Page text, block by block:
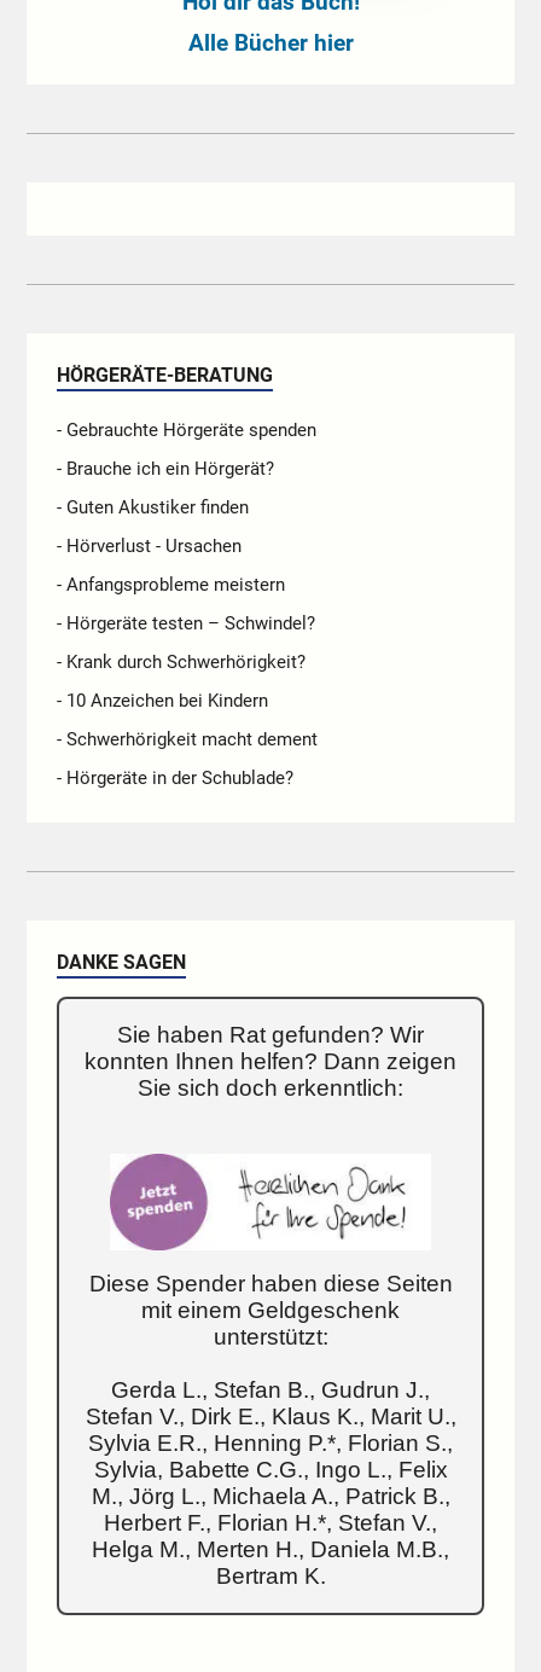
Alle Bücher hier
HÖRGERÄTE-BERATUNG
- Gebrauchte Hörgeräte spenden
- Brauche ich ein Hörgerät?
- Guten Akustiker finden
- Hörverlust - Ursachen
- Anfangsprobleme meistern
- Hörgeräte testen – Schwindel?
- Krank durch Schwerhörigkeit?
- 10 Anzeichen bei Kindern
- Schwerhörigkeit macht dement
- Hörgeräte in der Schublade?
DANKE SAGEN
Sie haben Rat gefunden? Wir
konnten Ihnen helfen? Dann zeigen
Sie sich doch erkenntlich:
Diese Spender haben diese Seiten
mit einem Geldgeschenk
unterstützt:
Gerda L., Stefan B., Gudrun J.,
Stefan V., Dirk E., Klaus K., Marit U.,
Sylvia E.R., Henning P.*, Florian S.,
Sylvia, Babette C.G., Ingo L., Felix
M., Jörg L., Michaela A., Patrick B.,
Herbert F., Florian H.*, Stefan V.,
Helga M., Merten H., Daniela M.B.,
Bertram K.